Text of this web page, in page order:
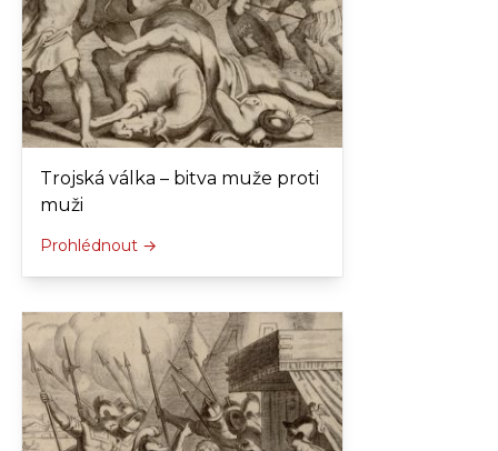
Trojská válka – bitva muže proti
muži
Prohlédnout →